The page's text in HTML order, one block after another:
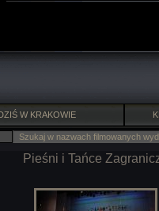
W KRAKOWIE
Pieśni i Tańce